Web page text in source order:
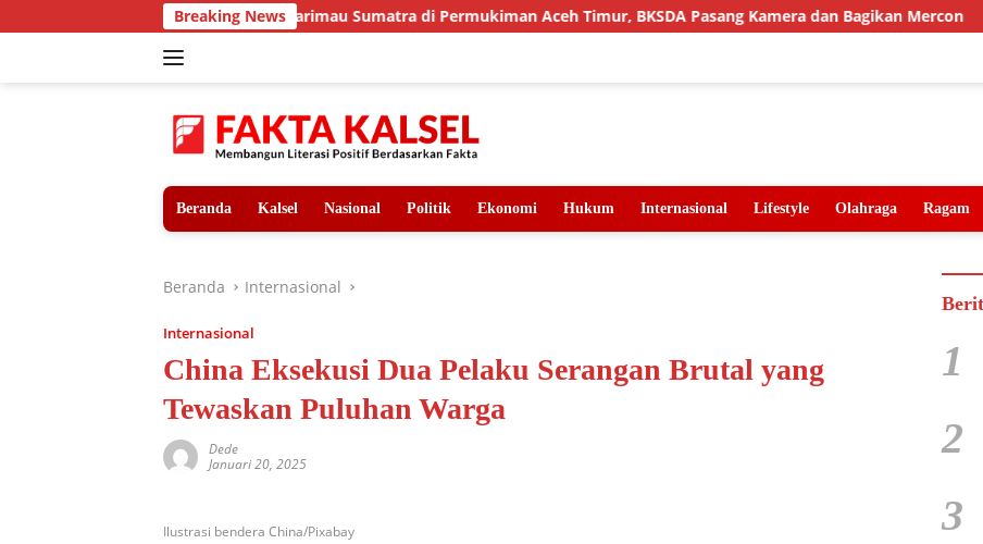
ke
Breaking News
Teror Harimau Sumatra di Permukiman Aceh Timur, BKSDA Pasang Kamera dan Bagikan Mercon Solid
Beranda Kalsel Nasional Politik Ekonomi Hukum Internasional Lifestyle Olahraga Ragam
Beranda Internasional
Internasional
China Eksekusi Dua Pelaku Serangan Brutal yang
Tewaskan Puluhan Warga
Dede
Januari 20, 2025
Ilustrasi bendera China/Pixabay
1
2
3